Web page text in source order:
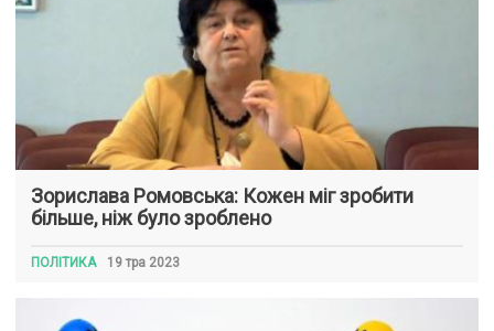
Зорислава Ромовська: Кожен міг зробити
більше, ніж було зроблено
ПОЛІТИКА 19 тра 2023